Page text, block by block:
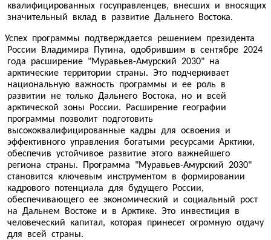
квалифицированных госуправленцев, внесших и вносящих
значительный вклад в развитие Дальнего Востока.
Успех программы подтверждается решением президента
России Владимира Путина, одобрившим в сентябре 2024
года расширение "Муравьев-Амурский 2030" на
арктические территории страны. Это подчеркивает
национальную важность программы и ее роль в
развитии не только Дальнего Востока, но и всей
арктической зоны России. Расширение географии
программы позволит подготовить
высококвалифицированные кадры для освоения и
эффективного управления богатыми ресурсами Арктики,
обеспечив устойчивое развитие этого важнейшего
региона страны. Программа "Муравьев-Амурский 2030"
становится ключевым инструментом в формировании
кадрового потенциала для будущего России,
обеспечивающего ее экономический и социальный рост
на Дальнем Востоке и в Арктике. Это инвестиция в
человеческий капитал, которая принесет огромную отдачу
для всей страны.